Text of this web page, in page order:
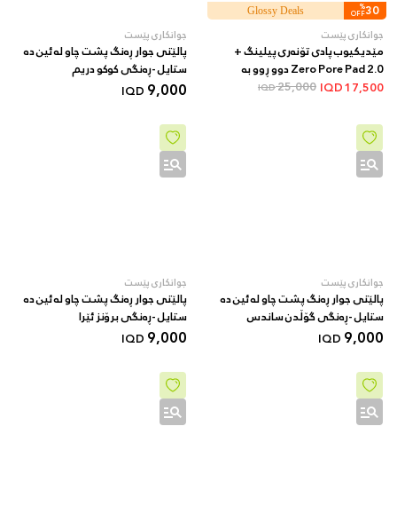
30
%
OFF
Glossy Deals
جوانکاری پێست
مێدیکیوب پادی تۆنەری پیلینگ +
Zero Pore Pad 2.0 دوو ڕوو بە
AHA/BHA + 70 دانە
17,500
25,000
IQD
جوانکاری پێست
پالێتی جوار ڕەنگ پشت چاو لە ئین دە
ستایل -ڕەنگی کوکو دریم
9,000
IQD
جوانکاری پێست
پالێتی جوار ڕەنگ پشت چاو لە ئین دە
ستایل -ڕەنگی گۆڵدن ساندس
9,000
IQD
جوانکاری پێست
پالێتی جوار ڕەنگ پشت چاو لە ئین دە
ستایل -ڕەنگی برۆنز ئێرا
9,000
IQD